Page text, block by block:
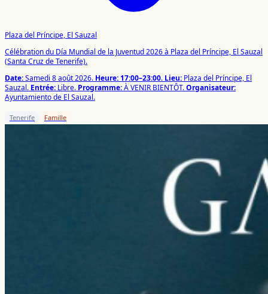
Plaza del Príncipe, El Sauzal
Célébration du Día Mundial de la Juventud 2026 à Plaza del Príncipe, El Sauzal
(Santa Cruz de Tenerife).
Date:Samedi 8 août 2026. Heure:17:00–23:00. Lieu: Plaza del Príncipe, El
Sauzal. Entrée: Libre. Programme:À VENIR BIENTÔT.Organisateur:
Ayuntamiento de El Sauzal.
Tenerife Famille